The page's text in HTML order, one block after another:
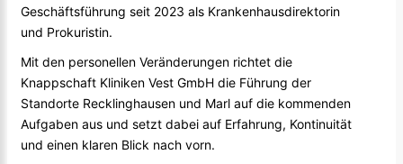
Geschäftsführung seit 2023 als Krankenhausdirektorin
und Prokuristin.
Mit den personellen Veränderungen richtet die
Knappschaft Kliniken Vest GmbH die Führung der
Standorte Recklinghausen und Marl auf die kommenden
Aufgaben aus und setzt dabei auf Erfahrung, Kontinuität
und einen klaren Blick nach vorn.